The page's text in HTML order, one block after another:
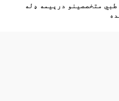
طبي متخصصینو درېیمه ډله